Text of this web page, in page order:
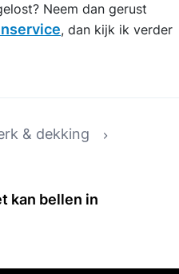
Neem dan gerust
, dan kijk ik verder
& dekking
kan bellen in